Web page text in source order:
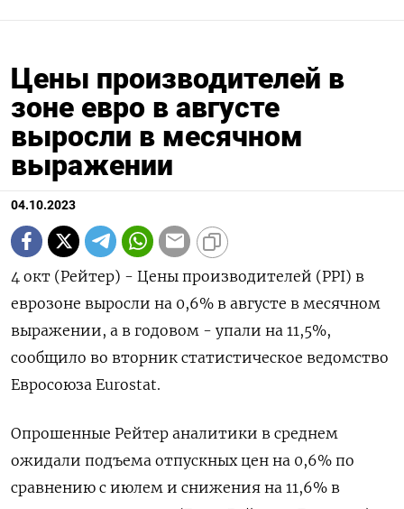
Цены производителей в
зоне евро в августе
выросли в месячном
выражении
04.10.2023
4 окт (Рейтер) - Цены производителей (PPI) в
еврозоне выросли на 0,6% в августе в месячном
выражении, а в годовом - упали на 11,5%,
сообщило во вторник статистическое ведомство
Евросоюза Eurostat.
Опрошенные Рейтер аналитики в среднем
ожидали подъема отпускных цен на 0,6% по
сравнению с июлем и снижения на 11,6% в